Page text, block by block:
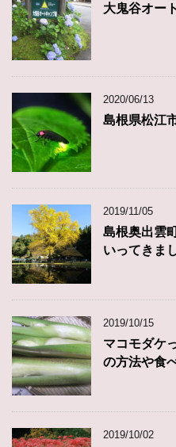
大鬼谷オー
2020/06/13
島根県松江
2019/11/05
島根奥出雲
いってきま
2019/10/15
マコモダケ
の方法や食
2019/10/02